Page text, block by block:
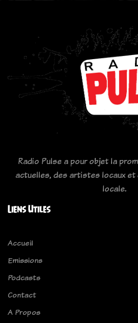
Radio Pulse a pour objet la
actuelles, des artistes locaux et
locale.
Liens Utiles
Accueil
Emissions
Podcasts
Contact
A Propos